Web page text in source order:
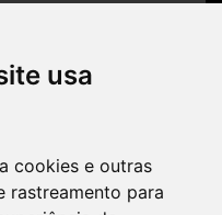
usa
cookies e outras
rastreamento para
Brasil 21, 20º
915 - Brasília/DF